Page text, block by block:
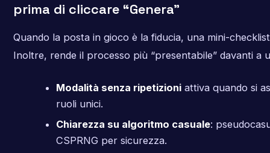
prima di cliccare “Genera”
Quando la posta in gioco è la fiducia, una mini-
Inoltre, rende il processo più “presentabile” davanti a
Modalità senza ripetizioniattiva quando si
ruoli unici.
Chiarezza su algoritmo casuale:
CSPRNG per sicurezza.